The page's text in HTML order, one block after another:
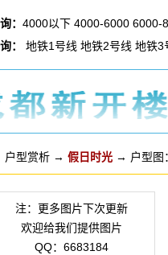
： 4000以下 4000-6000 6000-
：
地铁1号线 地铁2号线 地铁3
户型赏析 → 假日时光 → 户型图：
注：更多图片下次更新
欢迎给我们提供图片
QQ：6683184